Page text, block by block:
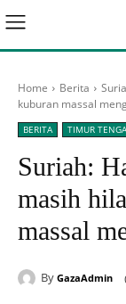
Home Berita
kuburan massal
BERITA TIMUR
Suriah:
masih
massal
By GazaAdmin